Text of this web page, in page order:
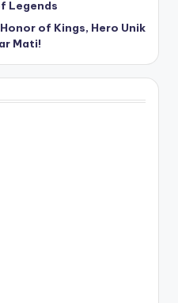
Legends
of Kings, Hero Unik
Mati!